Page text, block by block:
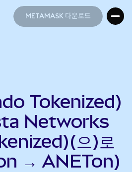
METAMASK 다운로드
Tokenized)
Networks
으)로
→ ANETon)